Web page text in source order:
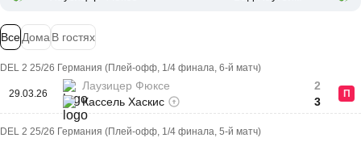
ВсеДома В гостях
DEL 2 25/26 Германия (Плей-офф, 1/4 финала, 6-й матч)
29.03.26
Лаузицер Фюксе
Кассель Хаскис
2
3
П
DEL 2 25/26 Германия (Плей-офф, 1/4 финала, 5-й матч)